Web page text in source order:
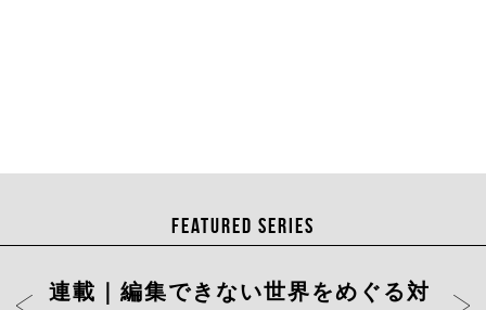
FEATURED SERIES
連載｜編集できない世界をめぐる対